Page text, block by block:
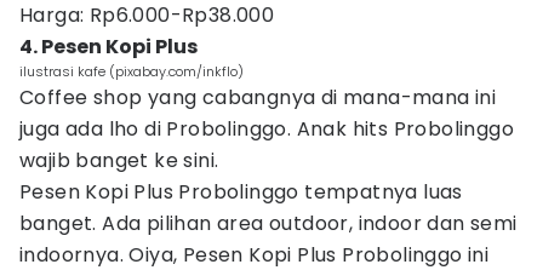
Harga: Rp6.000-Rp38.000
4. Pesen Kopi Plus
ilustrasi kafe (pixabay.com/inkflo)
Coffee shop yang cabangnya di mana-mana ini
juga ada lho di Probolinggo. Anak hits Probolinggo
wajib banget ke sini.
Pesen Kopi Plus Probolinggo tempatnya luas
banget. Ada pilihan area outdoor, indoor dan semi
indoornya. Oiya, Pesen Kopi Plus Probolinggo ini